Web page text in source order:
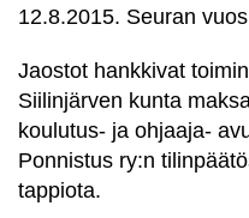
12.8.2015. Seuran
Jaostot hankkivat
Siilinjärven kunta
koulutus- ja ohjaaja-
Ponnistus ry:n
tappiota.